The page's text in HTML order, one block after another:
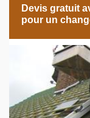
Devis gratuit
pour un